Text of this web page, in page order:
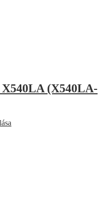
X540LA (X540LA-